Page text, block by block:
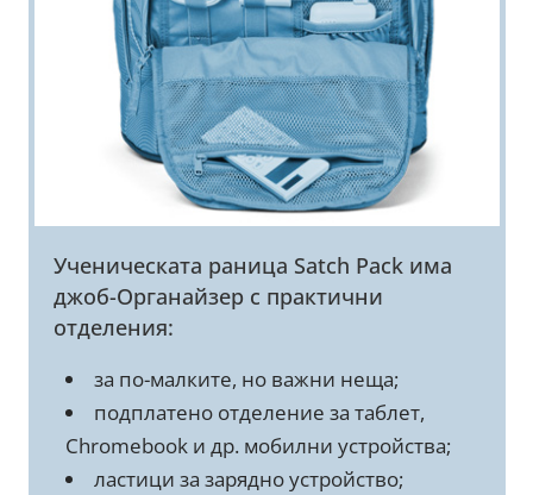
Ученическата раница Satch Pack има
джоб-Органайзер с практични
отделения:
за по-малките, но важни неща;
подплатено отделение за таблет,
Chromebook и др. мобилни устройства;
ластици за зарядно устройство;